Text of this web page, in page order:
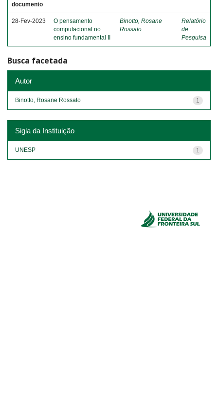
documento
28-Fev-2023
O pensamento
computacional no
ensino fundamental II
Binotto, Rosane
Rossato
Relatório
de
Pesquisa
Busca facetada
Autor
1
Binotto, Rosane Rossato
Sigla da Instituição
1
UNESP